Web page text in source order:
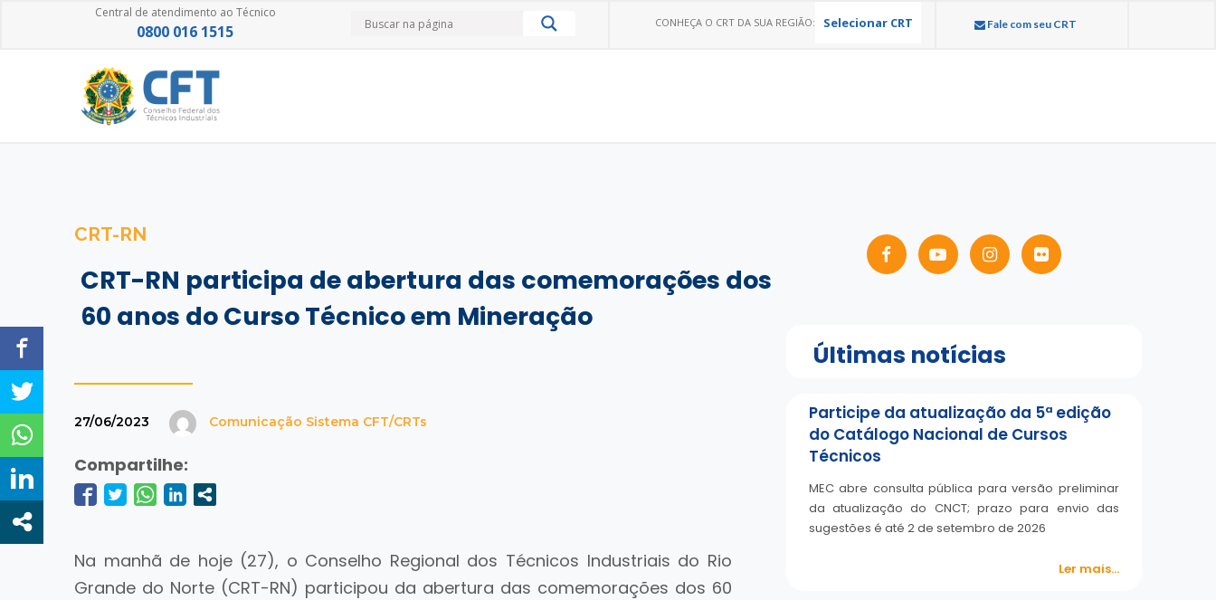
Central de atendimento ao Técnico
0800 016 1515 CONHEÇA O CRT DA SUA REGIÃO: Selecionar CRT Fale com seu CRT
CRT-RN
CRT-RN participa de abertura das comemorações dos
60 anos do Curso Técnico em Mineração
27/06/2023 Comunicação Sistema CFT/CRTs
Compartilhe:
Na manhã de hoje (27), o Conselho Regional dos Técnicos Industriais do Rio
Grande do Norte (CRT-RN) participou da abertura das comemorações dos 60
Últimas notícias
Participe da atualização da 5ª edição
do Catálogo Nacional de Cursos
Técnicos
MEC abre consulta pública para versão preliminar
da atualização do CNCT; prazo para envio das
sugestões é até 2 de setembro de 2026
Ler mais...